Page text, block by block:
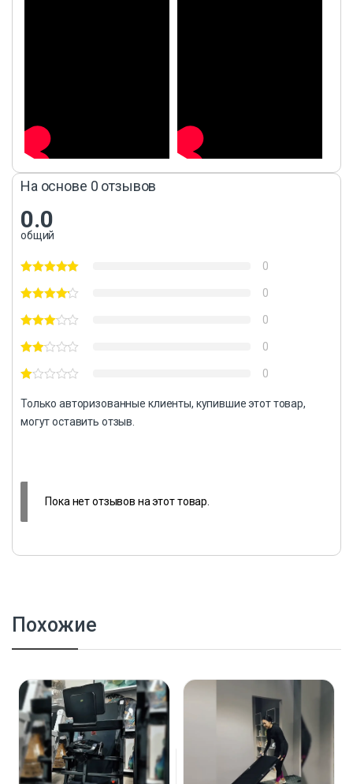
На основе 0 отзывов
0.0
общий
0
0
0
0
0
Только авторизованные клиенты, купившие этот товар,
могут оставить отзыв.
Пока нет отзывов на этот товар.
Похожие